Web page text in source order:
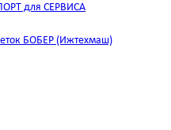
для СЕРВИСА
БОБЕР (Ижтехмаш)